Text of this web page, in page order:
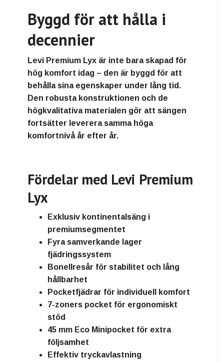
Byggd för att hålla i
decennier
Levi Premium Lyx är inte bara skapad för
hög komfort idag – den är byggd för att
behålla sina egenskaper under lång tid.
Den robusta konstruktionen och de
högkvalitativa materialen gör att sängen
fortsätter leverera samma höga
komfortnivå år efter år.
Fördelar med Levi Premium
Lyx
Exklusiv kontinentalsäng i
premiumsegmentet
Fyra samverkande lager
fjädringssystem
Bonellresår för stabilitet och lång
hållbarhet
Pocketfjädrar för individuell komfort
7-zoners pocket för ergonomiskt
stöd
45 mm Eco Minipocket för extra
följsamhet
Effektiv tryckavlastning